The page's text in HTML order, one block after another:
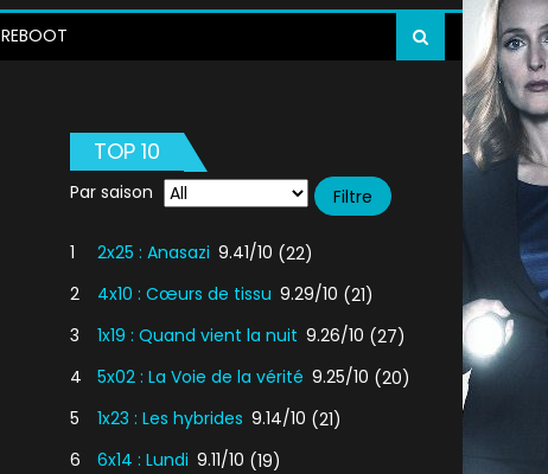
REBOOT
TOP 10
Par saison
1 2x25 : Anasazi 9.41/10 (22)
2
4x10 : Cœurs de tissu 9.29/10 (21)
3
1x19 : Quand vient la nuit 9.26/10 (27)
4
5x02 : La Voie de la vérité 9.25/10 (20)
5
1x23 : Les hybrides 9.14/10 (21)
6
6x14 : Lundi 9.11/10 (19)